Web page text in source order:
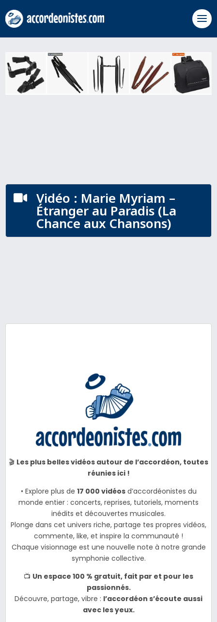
 Vidéo : Marie Myriam –
Étranger au Paradis (La
Chance aux Chansons)
🎬 Les plus belles vidéos autour de l’accordéon, toutes
réunies ici !
• Explore plus de 17 000 vidéosd’accordéonistes du
monde entier : concerts, reprises, tutoriels, moments
inédits et découvertes musicales.
Plonge dans cet univers riche, partage tes propres vidéos,
commente, like, et inspire la communauté !
Chaque visionnage est une nouvelle note à notre grande
symphonie collective.
📺 Un espace 100 % gratuit, fait par et pour les
passionnés.
Découvre, partage, vibre : l’accordéon s’écoute aussi
avec les yeux.